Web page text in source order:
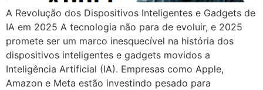
A Revolução dos Dispositivos Inteligentes e Gadgets de
IA em 2025 A tecnologia não para de evoluir, e 2025
promete ser um marco inesquecível na história dos
dispositivos inteligentes e gadgets movidos a
Inteligência Artificial (IA). Empresas como Apple,
Amazon e Meta estão investindo pesado para